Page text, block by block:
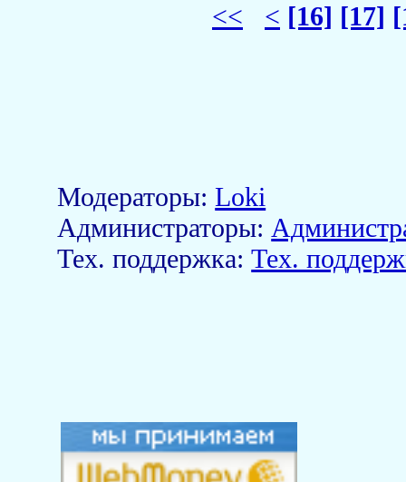
<< < [16] [17]
Модераторы:Loki
Aдминистраторы:
Тех. поддержка:Тех.